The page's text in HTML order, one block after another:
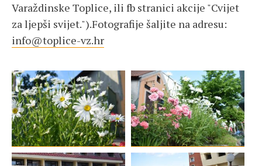
Varaždinske Toplice, ili fb stranici akcije "Cvijet
za ljepši svijet.").Fotografije šaljite na adresu:
info@toplice-vz.hr